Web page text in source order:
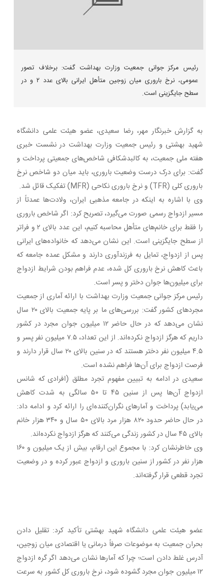
رئیس مرکز جوانی جمعیت وزارت بهداشت گفت: برخلاف تصور
عمومی، نرخ باروری میان زوجین متأهل ایرانی بالای عدد ۲ و در
سطح جایگزینی است.
به گزارش خبرنگار مهر، رضا سعیدی، عضو هیئت علمی دانشگاه
شهید بهشتی و رئیس جمعیت وزارت بهداشت در نشست خبری
هفته ملی جمعیت، به کالبدشکافی شاخص‌های جمعیتی پرداخت و
گفت: برای درک درست وضعیت باروری، باید میان دو شاخص نرخ
باروری کلی (TFR) و نرخ باروری نکاحی (MFR) تفکیک قائل شد.
وی با اشاره به اینکه در جامعه مذهبی ایران، ولادت‌ها عمدتاً از
مسیر ازدواج رسمی صورت می‌گیرد، تصریح کرد: اگر شاخص باروری
را فقط برای خانم‌های متأهل محاسبه کنیم، این عدد بالای ۲ و فراتر
از سطح جایگزینی است. این نشان می‌دهد که خانواده‌های ایرانی
پس از ازدواج، تمایل به فرزندآوری دارند و مشکل عمده جامعه که
باعث کاهش نرخ باروری کل شده، عدم فراهم بودن شرایط ازدواج
برای میلیون‌ها جوان دختر و پسر است.
رئیس مرکز جوانی جمعیت وزارت بهداشت با ارائه آماری از جمعیت
مجردهای کشور گفت: بررسی‌های ما بر پایه جمعیت بالای ۲۰ سال
نشان می‌دهد که در حال حاضر ۱۲ میلیون جوان مجرد در کشور
داریم که هرگز ازدواج نکرده‌اند. از این تعداد، ۷.۵ میلیون نفر پسر و
۴.۵ میلیون نفر دختر هستند که در سنین بالای ۲۰ سال قرار دارند و
فرصت ازدواج برای آن‌ها فراهم نشده است.
سعیدی در ادامه به تبیین مفهوم تجرد مطلق (افرادی که شانس
ازدواج آن‌ها پس از سنین ۴۵ تا ۵۰ سالگی به شدت کاهش
می‌یابد) پرداخت و آمارهای نگران‌کننده‌ای را ارائه کرد و ادامه داد:
در حال حاضر حدود ۸۲۰ هزار مرد بالای ۵۰ سال و ۳۴۰ هزار خانم
بالای ۴۵ سال در کشور زندگی می‌کنند که هرگز ازدواج نکرده‌اند.
وی خاطرنشان کرد: با مجموع این ارقام، بیش از یک میلیون و ۱۶۰
هزار نفر در کشور از سنین باروری و ازدواج عبور کرده و در وضعیت
تجرد قطعی قرار گرفته‌اند.
عضو هیئت علمی دانشگاه شهید بهشتی تأکید کرد: تقلیل دادن
بحران جمعیت به موضوعات صرفاً درمانی یا اقتصادی میان زوجین،
آدرس غلط دادن است؛ چرا که آمارها نشان می‌دهد اگر گره ازدواج
۱۲ میلیون جوان مجرد گشوده شود، نرخ باروری کل کشور به سرعت